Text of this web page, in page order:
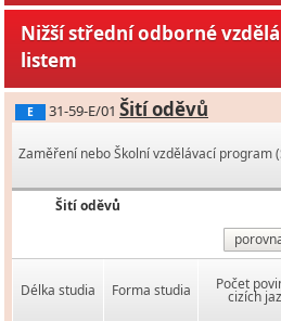
Nižší střední odborné
listem
E 31-59-E/01 Šití oděvů
Zaměření nebo Školní vzdělávací program
Šití oděvů
Délka studia Forma studia Počet
cizích